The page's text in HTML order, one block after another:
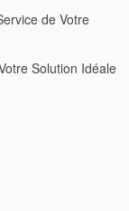
de Votre
Solution Idéale